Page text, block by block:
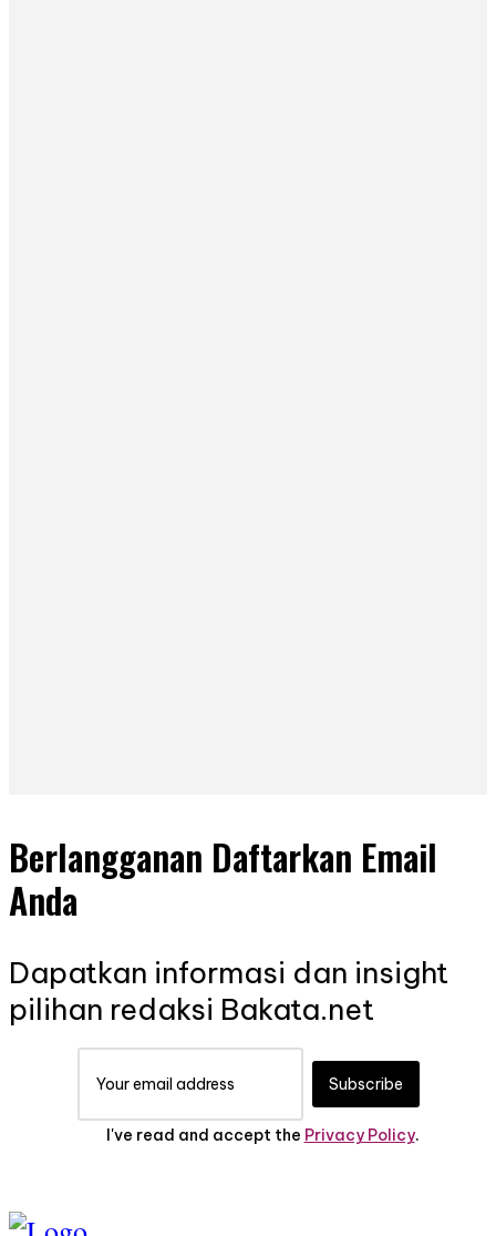
Berlangganan Daftarkan Email
Anda
Dapatkan informasi dan insight
pilihan redaksi Bakata.net
Subscribe
I've read and accept the Privacy Policy.